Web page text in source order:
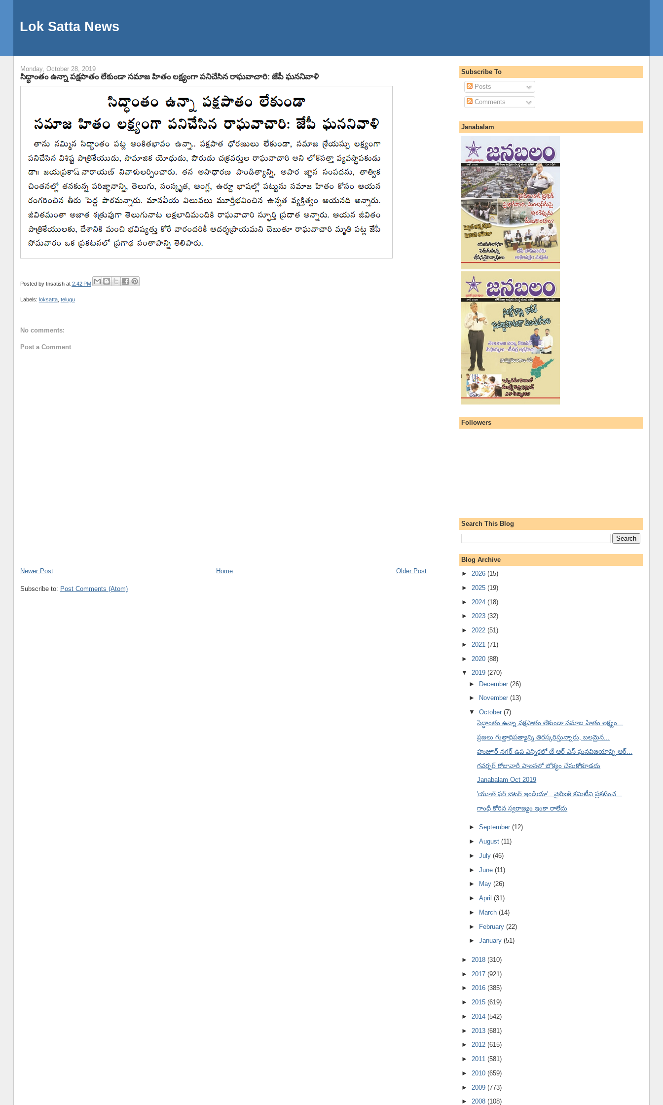
Lok Satta News
Monday, October 28, 2019
సిద్ధాంతం ఉన్నా పక్షపాతం లేకుండా సమాజ హితం లక్ష్యంగా పనిచేసిన రాఘవాచారి: జేపీ ఘననివాళి
Posted by tnsatish at 2:42 PM
Labels: loksatta, telugu
No comments:
Post a Comment
Newer Post Older Post
Home
Subscribe to: Post Comments (Atom)
Subscribe To
Posts
Comments
Janabalam
Followers
Search This Blog
Blog Archive
► 2026 (15)
► 2025 (19)
► 2024 (18)
► 2023 (32)
► 2022 (51)
► 2021 (71)
► 2020 (88)
▼ 2019 (270)
► December(26)
►
November(13)
▼October(7)
సిద్ధాంతం ఉన్నా పక్షపాతం లేకుండా సమాజ హితం లక్ష్యం...
ప్రజలు గుత్తాధిపత్యాన్ని తిరస్కరిస్తున్నారు, బలమైన...
హుజూర్ నగర్ ఉప ఎన్నికలో టీ ఆర్ ఎస్ ఘనవిజయాన్ని ఆర్...
గవర్నర్ రోజువారీ పాలనలో జోక్యం చేసుకోకూడదు
Janabalam Oct 2019
'యూత్ ఫర్ బెటర్ ఇండియా'.. వైబీఐకి కమిటీని ప్రకటించ...
గాంధీ కోరిన స్వరాజ్యం ఇంకా రాలేదు
►September(12)
►August(11)
►July(46)
►June(11)
►
May(26)
►April(31)
►
March(14)
► February(22)
►January(51)
► 2018 (310)
► 2017 (921)
► 2016 (385)
► 2015 (619)
► 2014 (542)
► 2013 (681)
► 2012 (615)
► 2011 (581)
► 2010 (659)
► 2009 (773)
► 2008 (108)